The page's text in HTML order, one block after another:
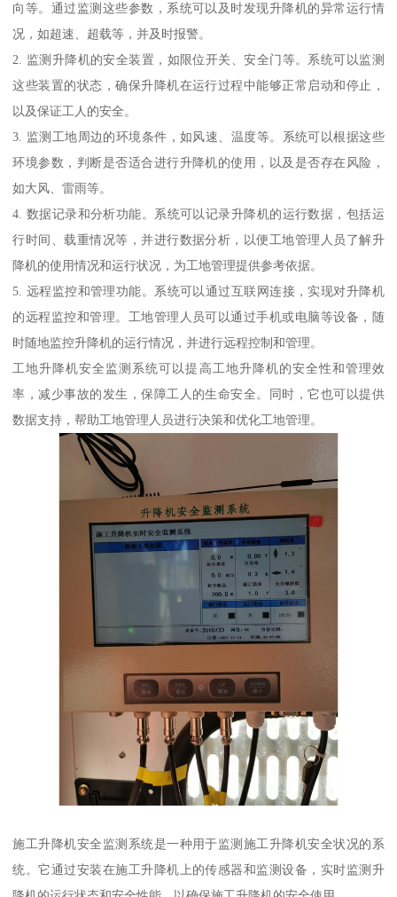
向等。通过监测这些参数，系统可以及时发现升降机的异常运行情
况，如超速、超载等，并及时报警。
2. 监测升降机的安全装置，如限位开关、安全门等。系统可以监测
这些装置的状态，确保升降机在运行过程中能够正常启动和停止，
以及保证工人的安全。
3. 监测工地周边的环境条件，如风速、温度等。系统可以根据这些
环境参数，判断是否适合进行升降机的使用，以及是否存在风险，
如大风、雷雨等。
4. 数据记录和分析功能。系统可以记录升降机的运行数据，包括运
行时间、载重情况等，并进行数据分析，以便工地管理人员了解升
降机的使用情况和运行状况，为工地管理提供参考依据。
5. 远程监控和管理功能。系统可以通过互联网连接，实现对升降机
的远程监控和管理。工地管理人员可以通过手机或电脑等设备，随
时随地监控升降机的运行情况，并进行远程控制和管理。
工地升降机安全监测系统可以提高工地升降机的安全性和管理效
率，减少事故的发生，保障工人的生命安全。同时，它也可以提供
数据支持，帮助工地管理人员进行决策和优化工地管理。
施工升降机安全监测系统是一种用于监测施工升降机安全状况的系
统。它通过安装在施工升降机上的传感器和监测设备，实时监测升